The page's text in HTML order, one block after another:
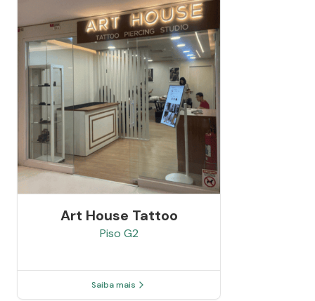
Art House Tattoo
Piso G2
Saiba mais